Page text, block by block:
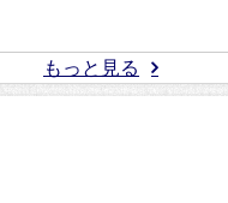
もっと見る